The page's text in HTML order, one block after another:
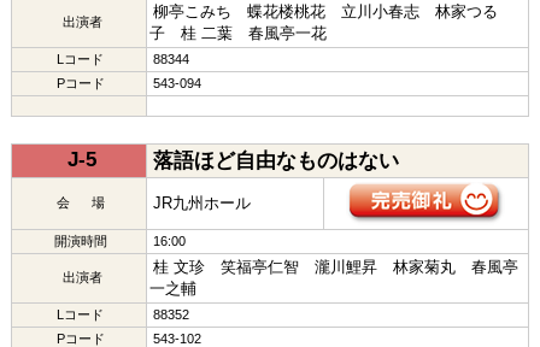
出演者
柳亭こみち 蝶花楼桃花 立川小春志 林家つる
子 桂 二葉 春風亭一花
Lコード
88344
Pコード
543-094
J-5 落語ほど自由なものはない
会 場 JR九州ホール
開演時間 16:00
出演者
桂 文珍 笑福亭仁智 瀧川鯉昇 林家菊丸 春風亭
一之輔
Lコード
88352
Pコード
543-102